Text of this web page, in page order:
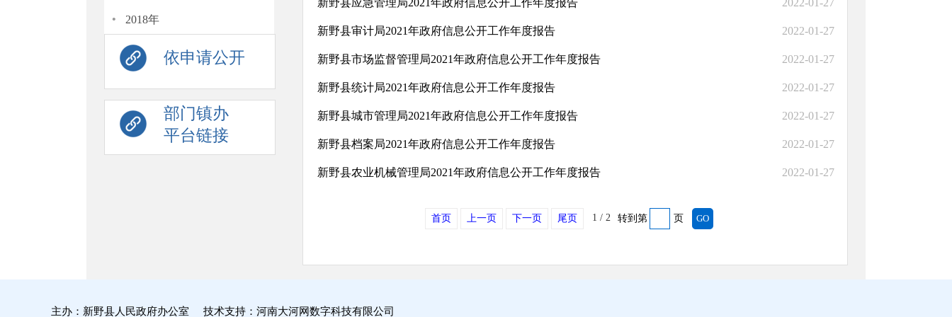
·
2018年
依申请公开
部门镇办
平台链接
新野县应急管理局2021年政府信息公开工作年度报告 2022-01-27
新野县审计局2021年政府信息公开工作年度报告 2022-01-27
新野县市场监督管理局2021年政府信息公开工作年度报告 2022-01-27
新野县统计局2021年政府信息公开工作年度报告 2022-01-27
新野县城市管理局2021年政府信息公开工作年度报告 2022-01-27
新野县档案局2021年政府信息公开工作年度报告 2022-01-27
新野县农业机械管理局2021年政府信息公开工作年度报告 2022-01-27
首页 上一页 下一页 尾页 1 / 2 转到第 页
主办：新野县人民政府办公室 技术支持：河南大河网数字科技有限公司